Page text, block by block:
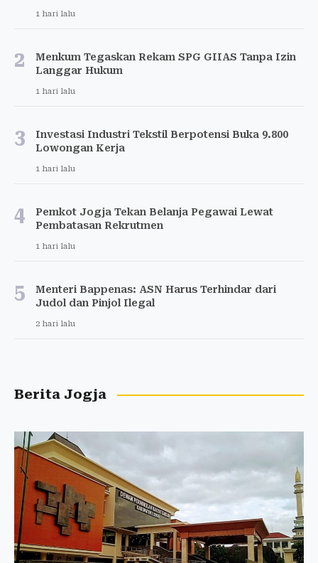
1 hari lalu
2
Menkum Tegaskan Rekam SPG GIIAS Tanpa Izin
Langgar Hukum
1 hari lalu
3
Investasi Industri Tekstil Berpotensi Buka 9.800
Lowongan Kerja
1 hari lalu
4
Pemkot Jogja Tekan Belanja Pegawai Lewat
Pembatasan Rekrutmen
1 hari lalu
5
Menteri Bappenas: ASN Harus Terhindar dari
Judol dan Pinjol Ilegal
2 hari lalu
Berita Jogja